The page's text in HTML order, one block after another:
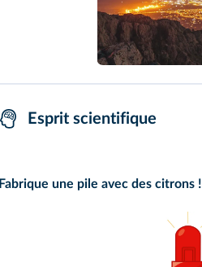
Esprit scientifique
Fabrique une pile avec des citrons !